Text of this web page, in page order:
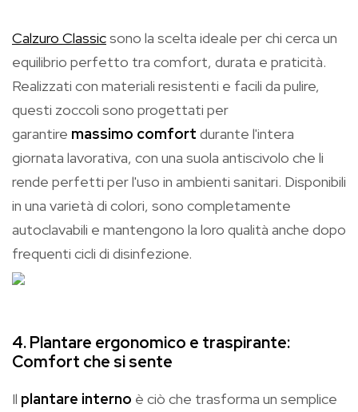
Calzuro Classicsono la scelta ideale per chi cerca un
equilibrio perfetto tra comfort, durata e praticità.
Realizzati con materiali resistenti e facili da pulire,
questi zoccoli sono progettati per
garantire massimo comfort durante l'intera
giornata lavorativa, con una suola antiscivolo che li
rende perfetti per l'uso in ambienti sanitari. Disponibili
in una varietà di colori, sono completamente
autoclavabili e mantengono la loro qualità anche dopo
frequenti cicli di disinfezione.
4. Plantare ergonomico e traspirante:
Comfort che si sente
Il plantare interno è ciò che trasforma un semplice